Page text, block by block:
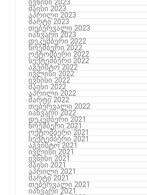
ივნისი 2023
მაისი 2023
აპრილი 2023
მარტი 2023
თებერვალი 2023
იანვარი 2023
დეკემბერი 2022
ნოემბერი 2022
ოქტომბერი 2022
სექტემბერი 2022
აგვისტო 2022
ივლისი 2022
ივნისი 2022
მაისი 2022
აპრილი 2022
მარტი 2022
თებერვალი 2022
იანვარი 2022
დეკემბერი 2021
ნოემბერი 2021
ოქტომბერი 2021
სექტემბერი 2021
აგვისტო 2021
ივლისი 2021
ივნისი 2021
მაისი 2021
აპრილი 2021
მარტი 2021
თებერვალი 2021
იანვარი 2021